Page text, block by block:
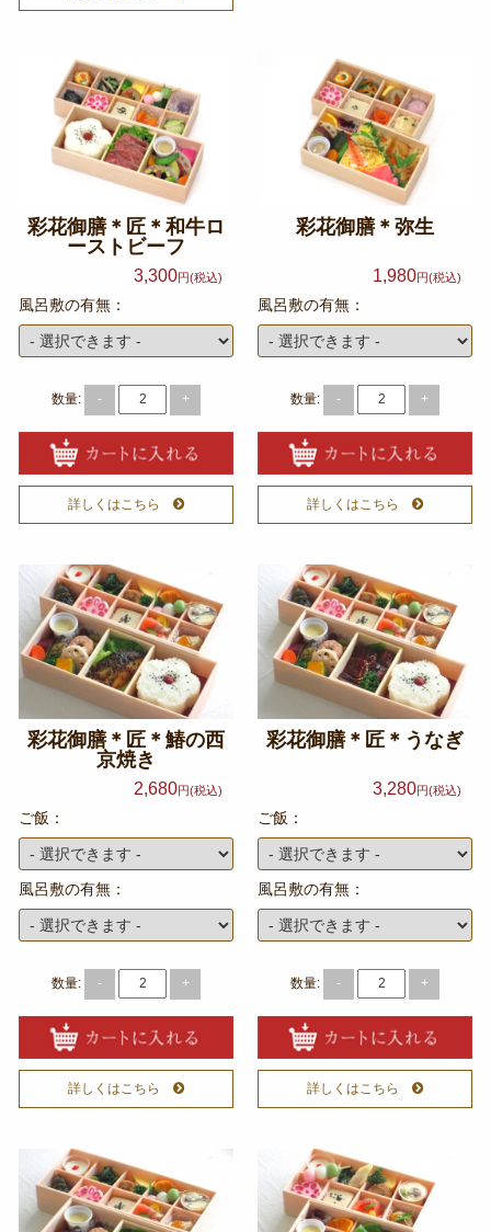
季節のお弁当
お知らせ
惣楽のスタッフblog
シーン別のお役立ち情報
特定商取引法に基づく表記
サイトマップ
ログイン
彩花御膳＊匠＊和牛ロ
ーストビーフ
3,300円(税込)
風呂敷の有無：
数量: - +
詳しくはこちら
彩花御膳＊弥生
1,980円(税込)
風呂敷の有無：
数量: - +
詳しくはこちら
彩花御膳＊匠＊鰆の西
京焼き
2,680円(税込)
ご飯：
風呂敷の有無：
数量: - +
詳しくはこちら
彩花御膳＊匠＊うなぎ
3,280円(税込)
ご飯：
風呂敷の有無：
数量: - +
詳しくはこちら